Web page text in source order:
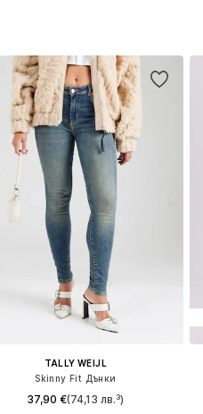
TALLY WEIJL
Skinny Fit Дънки
37,90 €(74,13 лв.³)